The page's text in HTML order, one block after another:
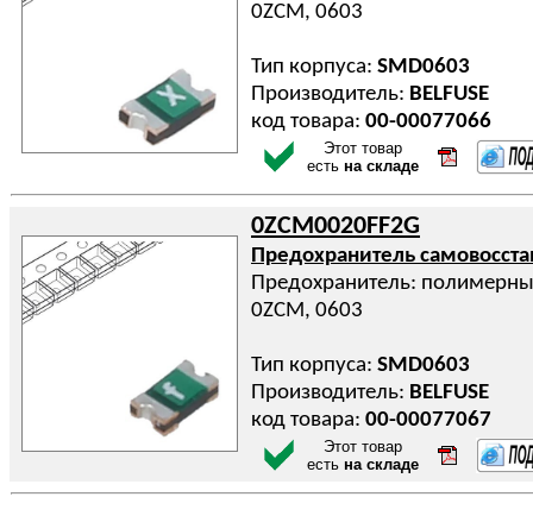
0ZCM, 0603
Тип корпуса: SMD0603
Производитель: BELFUSE
код товара: 00-00077066
Этот товар
есть на складе
0ZCM0020FF2G
Предохранитель
Предохранитель:
0ZCM, 0603
Тип корпуса: SMD0603
Производитель: BELFUSE
код товара: 00-00077067
Этот товар
есть на складе